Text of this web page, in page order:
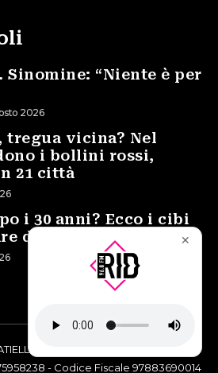
“Niente è per
2026
tregua vicina? Nel
i bollini rossi,
21 città
i 30 anni? Ecco i cibi
davvero la differenza
OFF via Vittorio Amedeo II, 21 -
- Codice Fiscale 97883690014
✕